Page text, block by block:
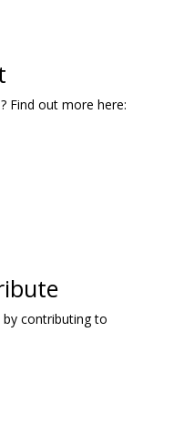
Find out more here:
contributing to